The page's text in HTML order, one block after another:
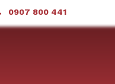
0907 800 441